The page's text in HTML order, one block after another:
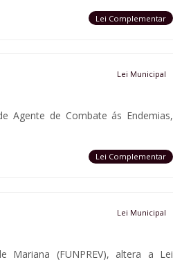
Lei Complementar
Lei Municipal
Agente de Combate ás Endemias,
Lei Complementar
Lei Municipal
Mariana (FUNPREV), altera a Lei